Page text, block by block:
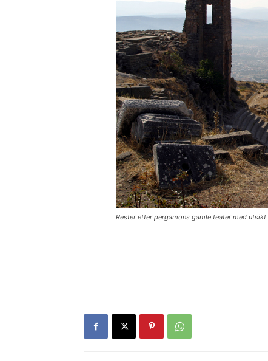
Rester etter pergamons gamle teater med